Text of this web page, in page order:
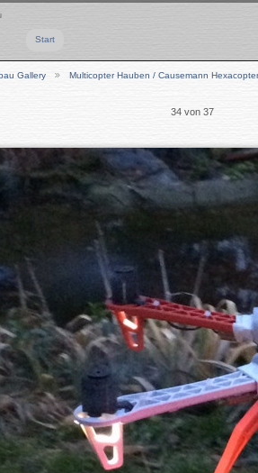
Start
Gallery Multicopter Hauben / Causemann Hexacopter
34 von 37